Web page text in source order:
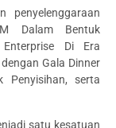
penyelenggaraan
Dalam Bentuk
Di Era
Gala Dinner
Penyisihan, serta
satu kesatuan